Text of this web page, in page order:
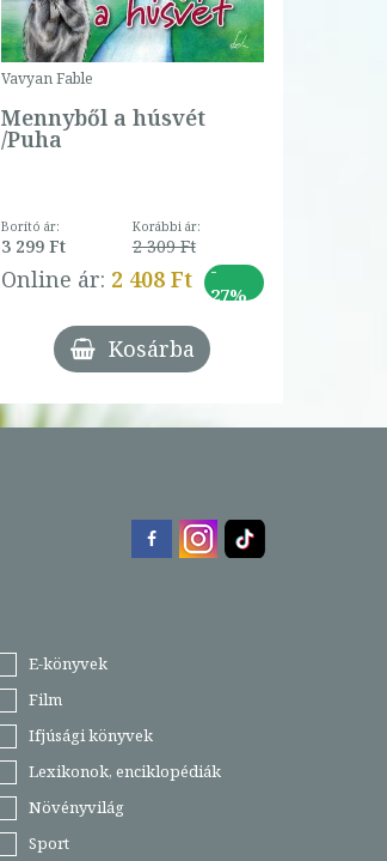
Vavyan Fable
Mennyből a húsvét
/Puha
Borító ár:
3 299 Ft
Korábbi ár:
2 309 Ft
Online ár: 2 408 Ft
-
27%
Kosárba
E-könyvek
Film
Ifjúsági könyvek
Lexikonok, enciklopédiák
Növényvilág
Sport